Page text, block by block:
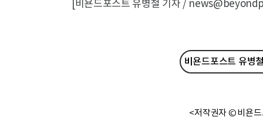
[비욘드포스트 유병철 기자 /
비욘드포스트 유병
<저작권자 © 비욘드